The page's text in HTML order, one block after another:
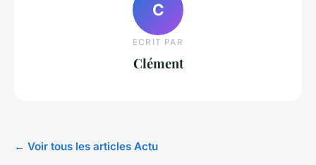
C
ECRIT PAR
Clément
← Voir tous les articles Actu